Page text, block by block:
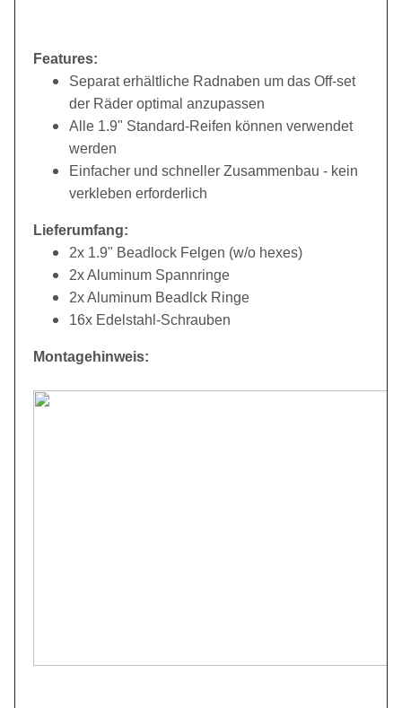
Features:
Separat erhältliche Radnaben um das Off-set
der Räder optimal anzupassen
Alle 1.9" Standard-Reifen können verwendet
werden
Einfacher und schneller Zusammenbau - kein
verkleben erforderlich
Lieferumfang:
2x 1.9" Beadlock Felgen (w/o hexes)
2x Aluminum Spannringe
2x Aluminum Beadlck Ringe
16x Edelstahl-Schrauben
Montagehinweis: